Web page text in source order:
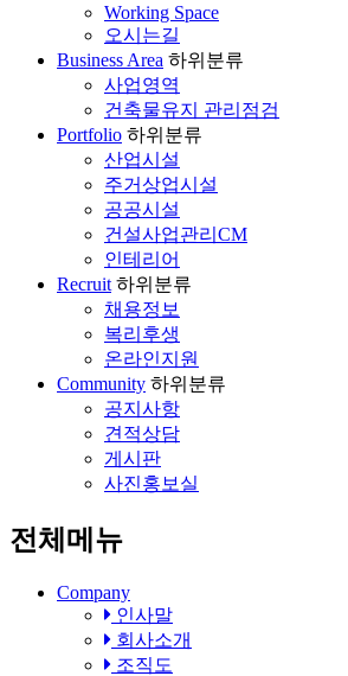
Working Space
오시는길
Business Area 하위분류
사업영역
건축물유지 관리점검
Portfolio 하위분류
산업시설
주거상업시설
공공시설
건설사업관리CM
인테리어
Recruit 하위분류
채용정보
복리후생
온라인지원
Community 하위분류
공지사항
견적상담
게시판
사진홍보실
전체메뉴
Company
인사말
회사소개
조직도